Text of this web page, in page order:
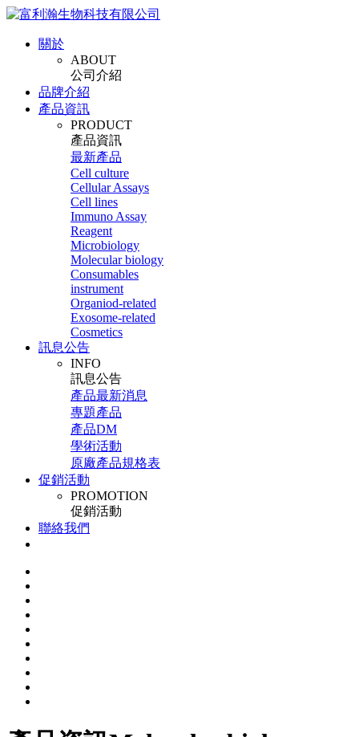
關於
ABOUT
公司介紹
品牌介紹
產品資訊
PRODUCT
產品資訊
最新產品
Cell culture
Cellular Assays
Cell lines
Immuno Assay
Reagent
Microbiology
Molecular biology
Consumables
instrument
Organiod-related
Exosome-related
Cosmetics
訊息公告
INFO
訊息公告
產品最新消息
專題產品
產品DM
學術活動
原廠產品規格表
促銷活動
PROMOTION
促銷活動
聯絡我們